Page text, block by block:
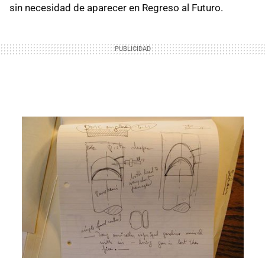
sin necesidad de aparecer en Regreso al Futuro.